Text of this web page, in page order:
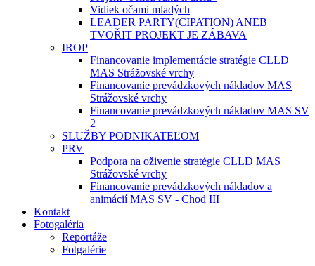
Vidiek očami mladých
LEADER PARTY(CIPATION) ANEB
TVOŘIT PROJEKT JE ZÁBAVA
IROP
Financovanie implementácie stratégie CLLD
MAS Strážovské vrchy
Financovanie prevádzkových nákladov MAS
Strážovské vrchy
Financovanie prevádzkových nákladov MAS SV
2
SLUŽBY PODNIKATEĽOM
PRV
Podpora na oživenie stratégie CLLD MAS
Strážovské vrchy
Financovanie prevádzkových nákladov a
animácií MAS SV - Chod III
Kontakt
Fotogaléria
Reportáže
Fotgalérie